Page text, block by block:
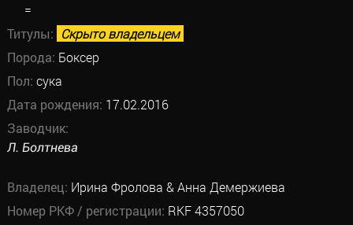
=
Титулы: Скрыто владельцем
Порода: Боксер
Пол: сука
Дата рождения: 17.02.2016
Заводчик:
Л. Болтнева
Владелец: Ирина Фролова & Анна Демержиева
Номер РКФ / регистрации: RKF 4357050